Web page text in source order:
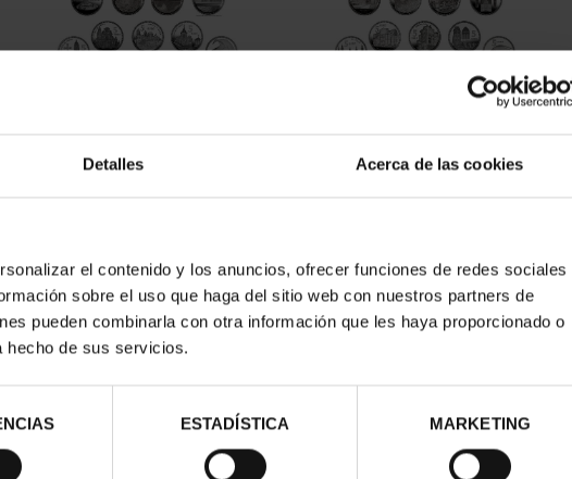
Detalles Acerca de las cookies
el contenido y los anuncios, ofrecer funciones de redes sociales
sobre el uso que haga del sitio web con nuestros partners de
pueden combinarla con otra información que les haya proporcionado o
hecho de sus servicios.
ESTADÍSTICA MARKETING
SUSCRIPCIÓN CAPITALES DE
PROVINCIA 2
949,00 €
SUSCRIPCIÓN CAPITALES DE
PROVINCIA 3
949,00 €